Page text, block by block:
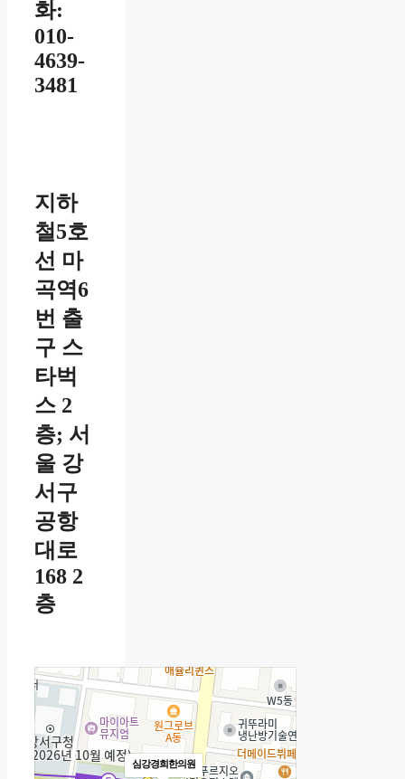
화:
010-
4639-
3481
지하
철5호
선 마
곡역6
번 출
구 스
타벅
스 2
층; 서
울 강
서구
공항
대로
168 2
층
심강경희한의원